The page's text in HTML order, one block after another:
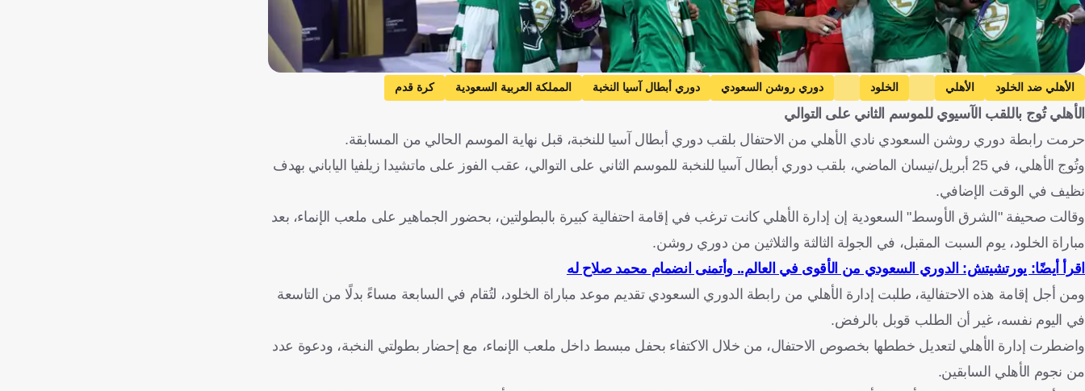
Getty Images
الأهلي ضد الخلود الأهلي الخلود دوري روشن السعودي دوري أبطال آسيا النخبة المملكة العربية السعودية كرة قدم
الأهلي تُوج باللقب الآسيوي للموسم الثاني على التوالي
حرمت رابطة دوري روشن السعودي نادي الأهلي من الاحتفال بلقب دوري أبطال آسيا للنخبة، قبل نهاية الموسم الحالي من المسابقة.
وتُوج الأهلي، في 25 أبريل/نيسان الماضي، بلقب دوري أبطال آسيا للنخبة للموسم الثاني على التوالي، عقب الفوز على ماتشيدا زيلفيا الياباني بهدف
نظيف في الوقت الإضافي.
وقالت صحيفة "الشرق الأوسط" السعودية إن إدارة الأهلي كانت ترغب في إقامة احتفالية كبيرة بالبطولتين، بحضور الجماهير على ملعب الإنماء، بعد
مباراة الخلود، يوم السبت المقبل، في الجولة الثالثة والثلاثين من دوري روشن.
اقرأ أيضًا: يورتشيتش: الدوري السعودي من الأقوى في العالم.. وأتمنى انضمام محمد صلاح له
ومن أجل إقامة هذه الاحتفالية، طلبت إدارة الأهلي من رابطة الدوري السعودي تقديم موعد مباراة الخلود، لتُقام في السابعة مساءً بدلًا من التاسعة
في اليوم نفسه، غير أن الطلب قوبل بالرفض.
واضطرت إدارة الأهلي لتعديل خططها بخصوص الاحتفال، من خلال الاكتفاء بحفل مبسط داخل ملعب الإنماء، مع إحضار بطولتي النخبة، ودعوة عدد
من نجوم الأهلي السابقين.